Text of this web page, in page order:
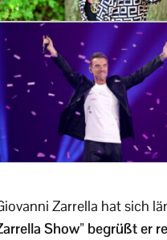
Zarrella hat sich
Show” begrüßt er